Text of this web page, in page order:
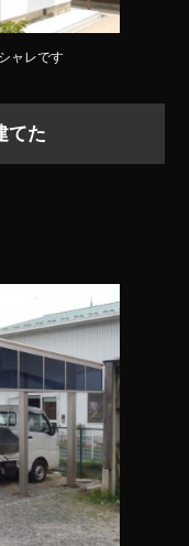
ャレです
てた